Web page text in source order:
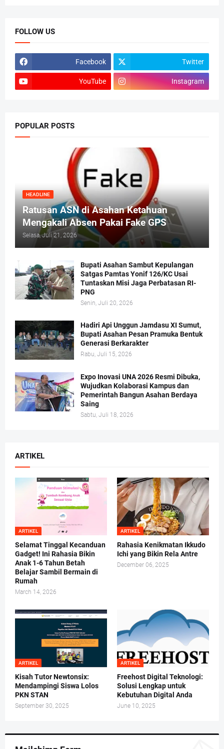
FOLLOW US
Facebook Twitter
YouTube Instagram
POPULAR POSTS
HEADLINE
Ratusan ASN di Asahan Ketahuan
Mengakali Absen Pakai Fake GPS
Selasa, Juli 21, 2026
Bupati Asahan Sambut Kepulangan
Satgas Pamtas Yonif 126/KC Usai
Tuntaskan Misi Jaga Perbatasan RI-
PNG
Senin, Juli 20, 2026
Hadiri Api Unggun Jamdasu XI Sumut,
Bupati Asahan Pesan Pramuka Bentuk
Generasi Berkarakter
Rabu, Juli 15, 2026
Expo Inovasi UNA 2026 Resmi Dibuka,
Wujudkan Kolaborasi Kampus dan
Pemerintah Bangun Asahan Berdaya
Saing
Sabtu, Juli 18, 2026
ARTIKEL
ARTIKEL
Selamat Tinggal Kecanduan
Gadget! Ini Rahasia Bikin
Anak 1-6 Tahun Betah
Belajar Sambil Bermain di
Rumah
March 14, 2026
ARTIKEL
Rahasia Kenikmatan Ikkudo
Ichi yang Bikin Rela Antre
December 06, 2025
ARTIKEL
Kisah Tutor Newtonsix:
Mendampingi Siswa Lolos
PKN STAN
September 30, 2025
ARTIKEL
Freehost Digital Teknologi:
Solusi Lengkap untuk
Kebutuhan Digital Anda
June 10, 2025